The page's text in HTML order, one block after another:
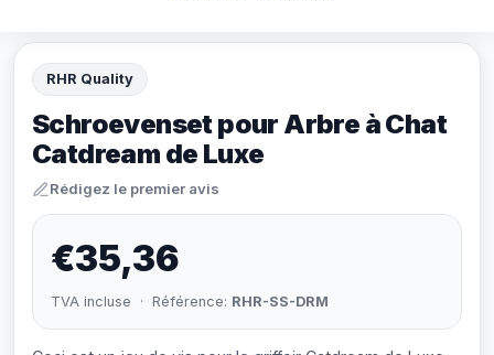
RHR Quality
Schroevenset pour Arbre à Chat
Catdream de Luxe
Rédigez le premier avis
€35,36
TVA incluse · Référence: RHR-SS-DRM